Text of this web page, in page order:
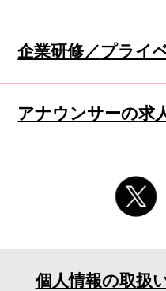
企業研修／プライ
アナウンサーの求
個人情報の取扱